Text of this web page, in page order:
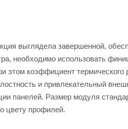
выглядела завершенной,
необходимо использовать
этом коэффициент
и привлекательный
панелей. Размер модуля
цвету профилей.